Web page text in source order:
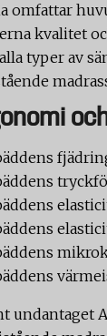
omfattar
kvalitet
typer av
undantaget